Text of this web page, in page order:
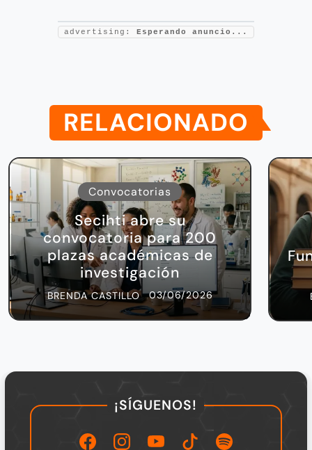
advertising: Esperando anuncio...
RELACIONADO
Convocatorias
Secihti abre su
convocatoria para 200
plazas académicas de
investigación
BRENDA CASTILLO 03/06/2026
¡SÍGUENOS!